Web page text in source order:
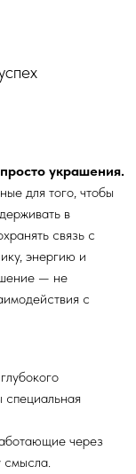
украшения.
для того, чтобы
в
связь с
энергию и
— не
с
специальная
через
смысла.